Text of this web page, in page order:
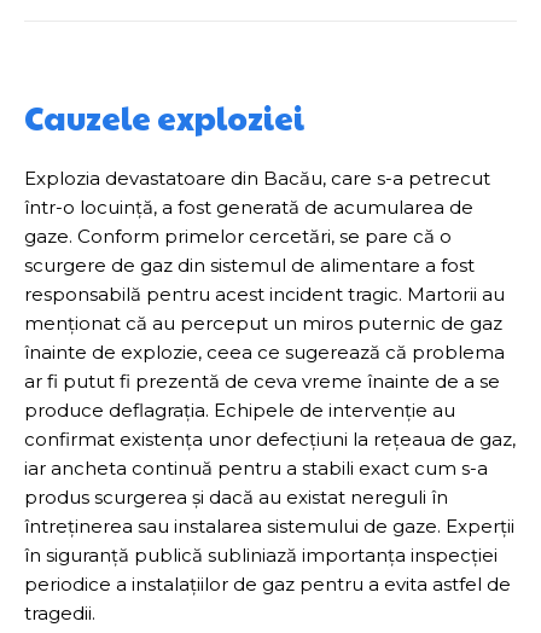
Cauzele exploziei
Explozia devastatoare din Bacău, care s-a petrecut
într-o locuință, a fost generată de acumularea de
gaze. Conform primelor cercetări, se pare că o
scurgere de gaz din sistemul de alimentare a fost
responsabilă pentru acest incident tragic. Martorii au
menționat că au perceput un miros puternic de gaz
înainte de explozie, ceea ce sugerează că problema
ar fi putut fi prezentă de ceva vreme înainte de a se
produce deflagrația. Echipele de intervenție au
confirmat existența unor defecțiuni la rețeaua de gaz,
iar ancheta continuă pentru a stabili exact cum s-a
produs scurgerea și dacă au existat nereguli în
întreținerea sau instalarea sistemului de gaze. Experții
în siguranță publică subliniază importanța inspecției
periodice a instalațiilor de gaz pentru a evita astfel de
tragedii.